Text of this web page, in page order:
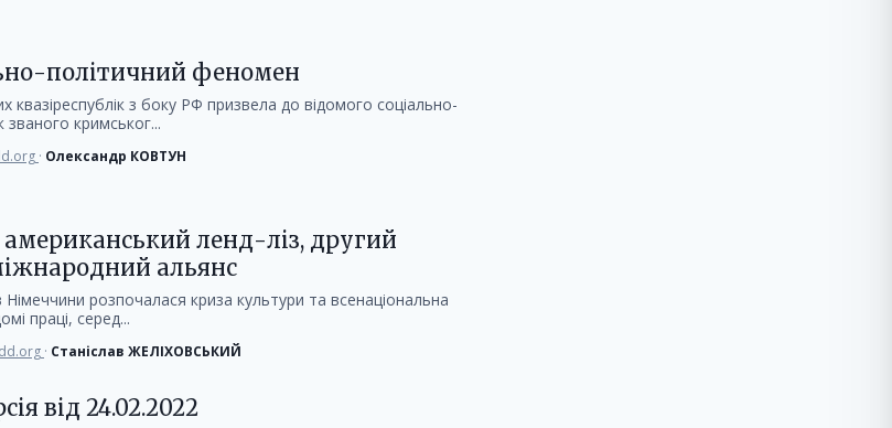
політичний феномен
квазіреспублік з боку РФ призвела до відомого соціально-
званого кримськог...
· Олександр КОВТУН
американський ленд-ліз, другий
альянс
Німеччини розпочалася криза культури та всенаціональна
праці, серед...
· Станіслав ЖЕЛІХОВСЬКИЙ
від 24.02.2022